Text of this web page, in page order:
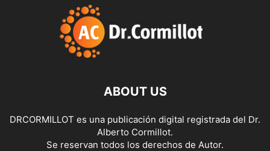
ABOUT US
DRCORMILLOT es una publicación digital registrada del Dr.
Alberto Cormillot.
Se reservan todos los derechos de Autor.